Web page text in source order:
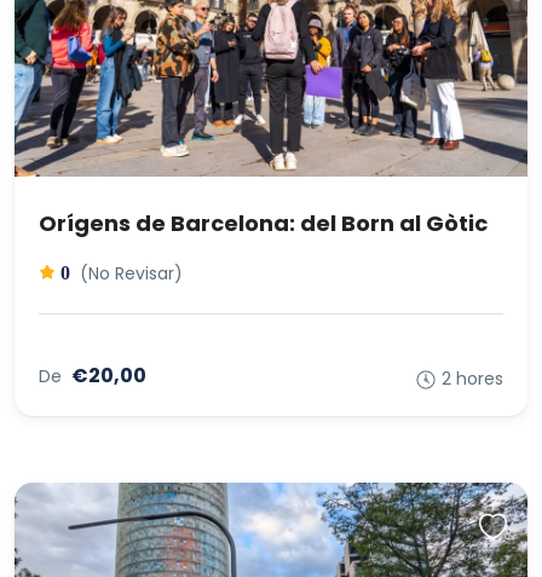
Orígens de Barcelona: del Born al Gòtic
0 (No Revisar)
De €20,00 2 hores